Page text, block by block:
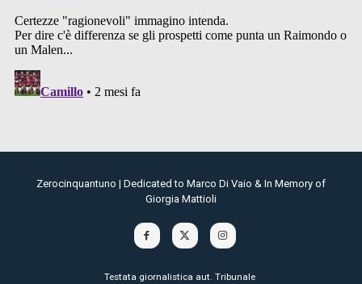
Zerocinquantuno | Dedicated to Marco Di Vaio & In Memory of
Giorgia Mattioli
Testata giornalistica aut. Tribunale